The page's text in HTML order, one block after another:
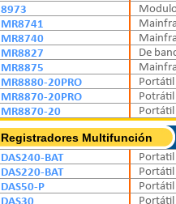
8973
MR8741
MR8740
MR8827
MR8875
MR8880-20PRO
MR8870-20PRO
MR8870-20
De
Portátil
Potrátil
Portátil
Registradores Multifunción
DAS240-BAT
DAS220-BAT
DAS50-P
DAS30
Portatil
Portátil
Portátil
Portátil